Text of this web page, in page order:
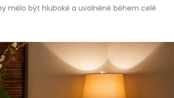
mělo být hluboké a uvolněné během celé